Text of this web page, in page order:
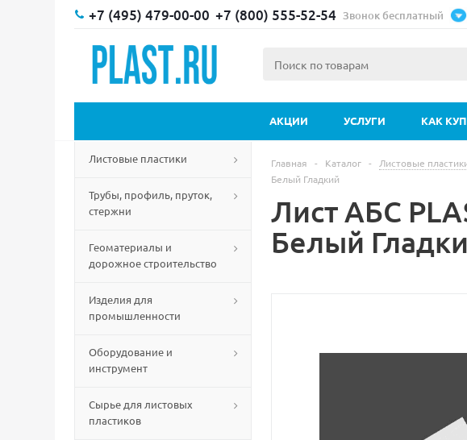
+7 (495) 479-00-00 +7 (800) 555-52-54 Звонок бесплатный
АКЦИИ УСЛУГИ КАК
Листовые пластики
Трубы, профиль, пруток,
стержни
Геоматериалы и
дорожное строительство
Изделия для
промышленности
Оборудование и
инструмент
Сырье для листовых
пластиков
Главная - Каталог - Листовые
Белый Гладкий
Лист АБС
Белый